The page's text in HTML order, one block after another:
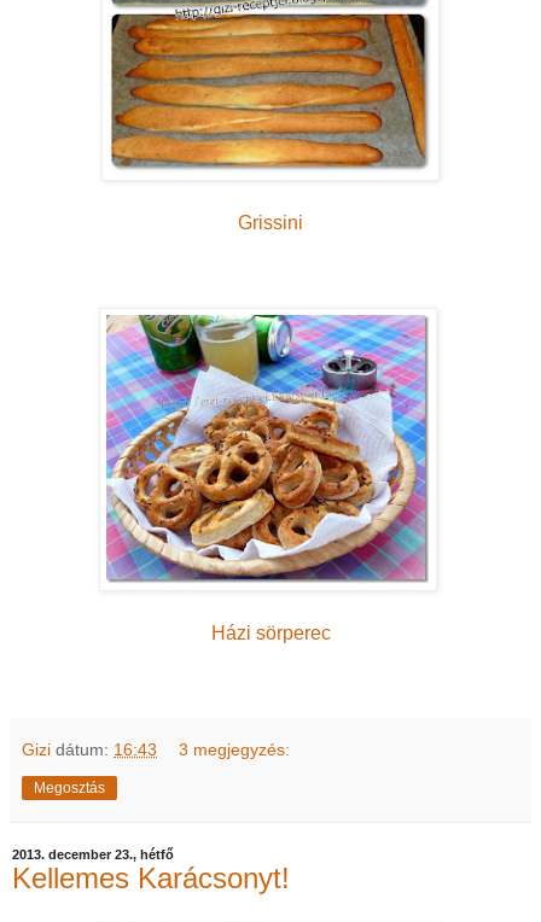
Grissini
Házi sörperec
Gizi dátum: 16:43 3 megjegyzés:
Megosztás
2013. december 23., hétfő
Kellemes Karácsonyt!